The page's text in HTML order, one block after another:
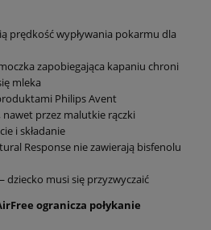
prędkość wypływania pokarmu dla
zapobiegająca kapaniu chroni
mleka
Philips Avent
przez malutkie rączki
i składanie
Response nie zawierają bisfenolu
dziecko musi się przyzwyczaić
ogranicza połykanie